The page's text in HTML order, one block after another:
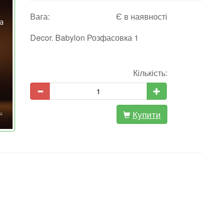
Вага:
Є в наявності
Decor. Babylon Розфасовка 1
Кількість:
Купити